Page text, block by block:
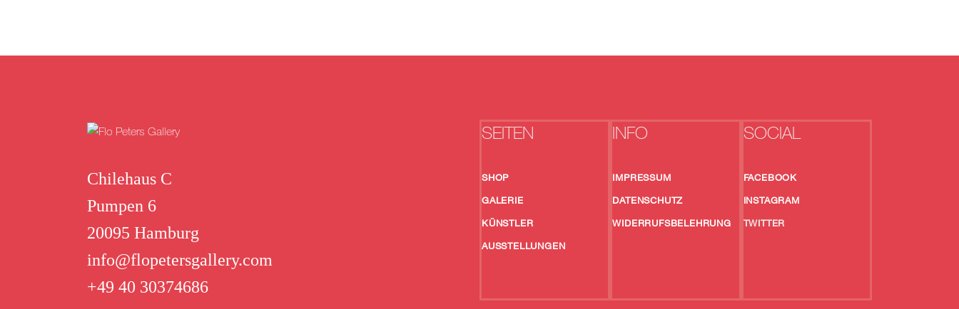
Chilehaus C
Pumpen 6
20095 Hamburg
info@flopetersgallery.com
+49 40 30374686
SEITEN
SHOP
GALERIE
KÜNSTLER
AUSSTELLUNGEN
INFO
IMPRESSUM
DATENSCHUTZ
WIDERRUFSBELEHRUNG
SOCIAL
FACEBOOK
INSTAGRAM
TWITTER